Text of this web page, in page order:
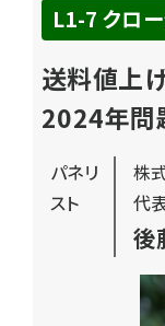
L1-7 クロ
送料値上
2024年問
パネリ
スト
株
代
後